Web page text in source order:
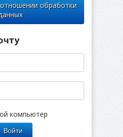
обработки
компьютер